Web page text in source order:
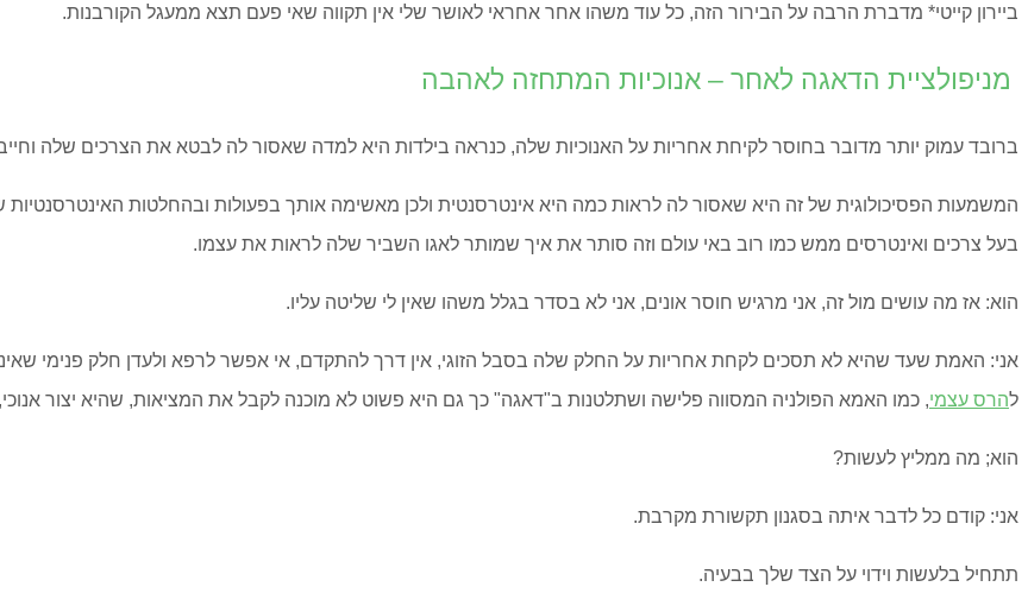
ביירון קייטי* מדברת הרבה על הבירור הזה, כל עוד משהו אחר אחראי לאושר שלי אין תקווה שאי פעם תצא ממעגל הקורבנות.
מניפולציית הדאגה לאחר – אנוכיות המתחזה לאהבה
ברובד עמוק יותר מדובר בחוסר לקיחת אחריות על האנוכיות שלה, כנראה בילדות היא למדה שאסור לה לבטא את הצרכים שלה
המשמעות הפסיכולוגית של זה היא שאסור לה לראות כמה היא אינטרסנטית ולכן מאשימה אותך בפעולות ובהחלטות
בעל צרכים ואינטרסים ממש כמו רוב באי עולם וזה סותר את איך שמותר לאגו השביר שלה לראות את עצמו.
הוא: אז מה עושים מול זה, אני מרגיש חוסר אונים, אני לא בסדר בגלל משהו שאין לי שליטה עליו.
אני: האמת שעד שהיא לא תסכים לקחת אחריות על החלק שלה בסבל הזוגי, אין דרך להתקדם, אי אפשר לרפא ולעדן חלק פנימי שאיננו
להרס עצמי, כמו האמא הפולניה המסווה פלישה ושתלטנות ב"דאגה" כך גם היא פשוט לא מוכנה לקבל את המציאות, שהיא יצור
הוא; מה ממליץ לעשות?
אני: קודם כל לדבר איתה בסגנון תקשורת מקרבת.
תתחיל בלעשות וידוי על הצד שלך בבעיה.